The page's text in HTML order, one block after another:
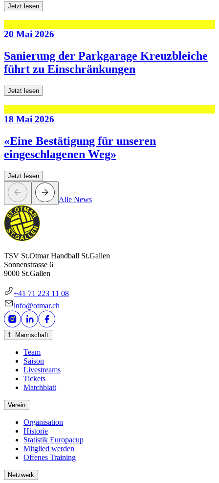
Jetzt lesen
20 Mai 2026
Sanierung der Parkgarage Kreuzbleiche
führt zu Einschränkungen
Jetzt lesen
18 Mai 2026
«Eine Bestätigung für unseren
eingeschlagenen Weg»
Jetzt lesen
Alle News
TSV St.Otmar Handball St.Gallen
Sonnenstrasse 6
9000 St.Gallen
+41 71 223 11 08
info@otmar.ch
1. Mannschaft
Team
Saison
Livestreams
Tickets
Matchblatt
Verein
Organisation
Historie
Statistik Europacup
Mitglied werden
Offenes Training
Netzwerk